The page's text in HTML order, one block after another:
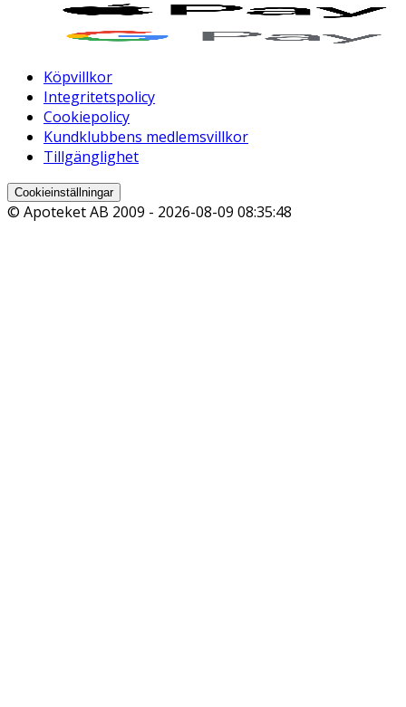
Köpvillkor
Integritetspolicy
Cookiepolicy
Kundklubbens medlemsvillkor
Tillgänglighet
Cookieinställningar
© Apoteket AB 2009 - 2026-08-09 08:35:48